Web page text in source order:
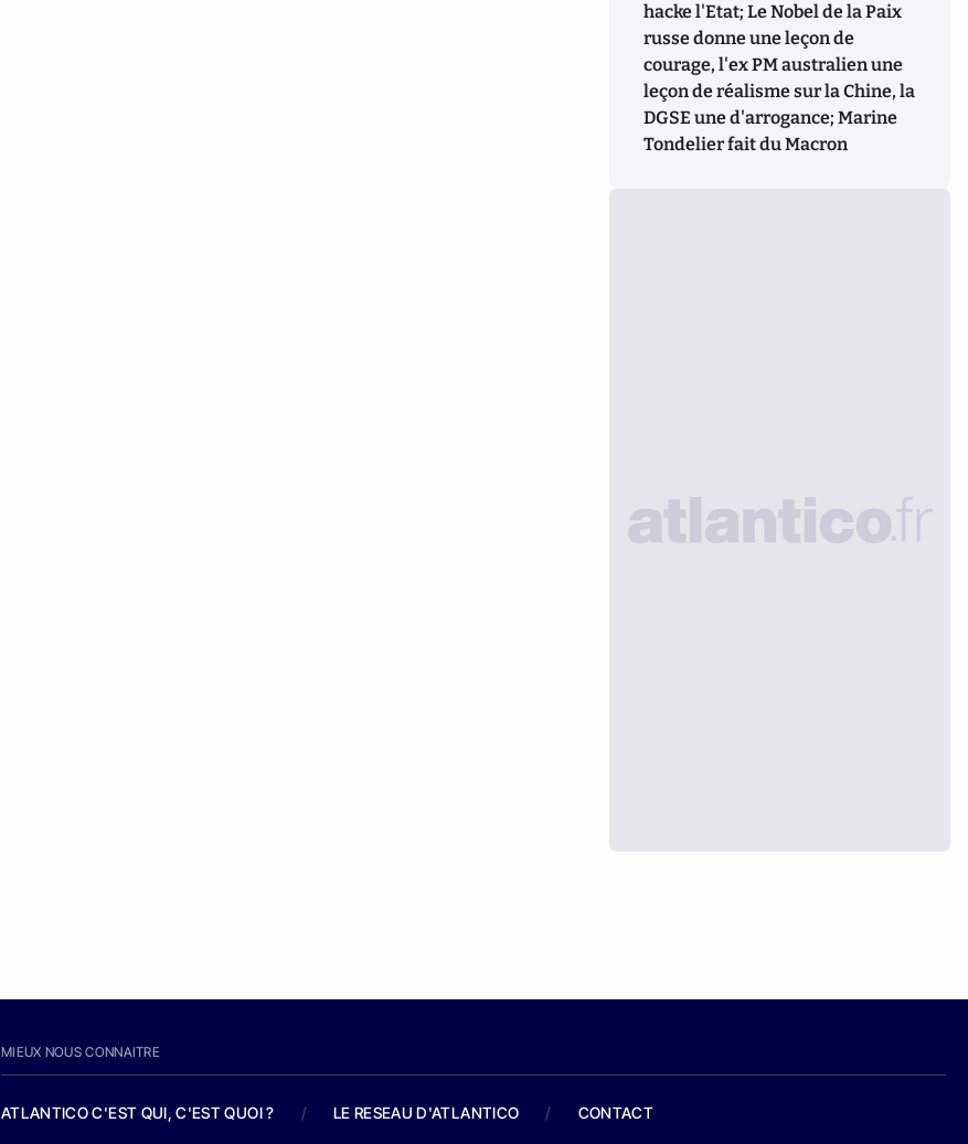
hacke l'Etat; Le Nobel de la Paix
russe donne une leçon de
courage, l'ex PM australien une
leçon de réalisme sur la Chine, la
DGSE une d'arrogance; Marine
Tondelier fait du Macron
MIEUX NOUS CONNAITRE
ATLANTICO C'EST QUI, C'EST QUOI ? / LE RESEAU D'ATLANTICO / CONTACT